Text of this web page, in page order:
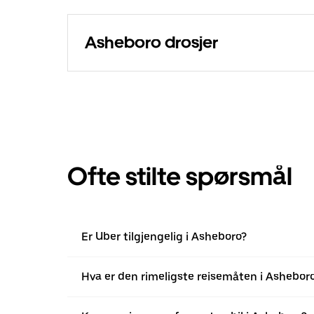
Asheboro drosjer
Ofte stilte spørsmål
Er Uber tilgjengelig i Asheboro?
Hva er den rimeligste reisemåten i